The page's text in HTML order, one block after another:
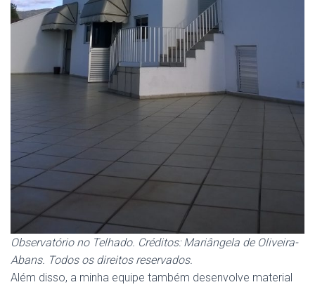
Observatório no Telhado. Créditos: Mariângela de Oliveira-
Abans. Todos os direitos reservados.
Além disso, a minha equipe também desenvolve material